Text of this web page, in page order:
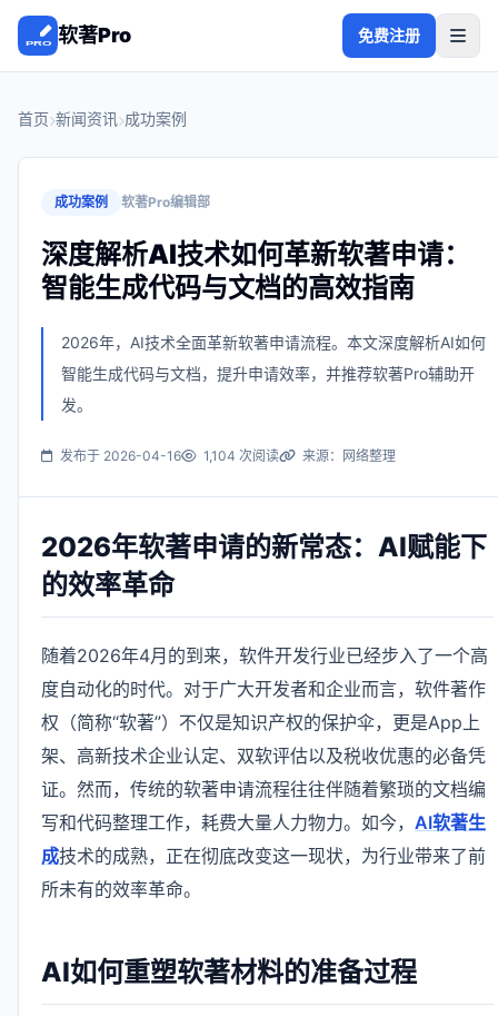
软著Pro 免费注册
首页 新闻资讯 成功案例
成功案例 软著Pro编辑部
深度解析AI技术如何革新软著申请：
智能生成代码与文档的高效指南
2026年，AI技术全面革新软著申请流程。本文深度解析AI如何
智能生成代码与文档，提升申请效率，并推荐软著Pro辅助开
发。
发布于 2026-04-16 1,104 次阅读 来源：网络整理
2026年软著申请的新常态：AI赋能下
的效率革命
随着2026年4月的到来，软件开发行业已经步入了一个高
度自动化的时代。对于广大开发者和企业而言，软件著作
权（简称“软著”）不仅是知识产权的保护伞，更是App上
架、高新技术企业认定、双软评估以及税收优惠的必备凭
证。然而，传统的软著申请流程往往伴随着繁琐的文档编
写和代码整理工作，耗费大量人力物力。如今， AI软著生
成技术的成熟，正在彻底改变这一现状，为行业带来了前
所未有的效率革命。
AI如何重塑软著材料的准备过程